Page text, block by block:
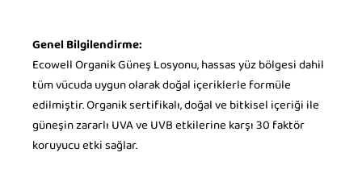
Genel Bilgilendirme:
Ecowell Organik Güneş Losyonu, hassas yüz bölgesi dahil
tüm vücuda uygun olarak doğal içeriklerle formüle
edilmiştir. Organik sertifikalı, doğal ve bitkisel içeriği ile
güneşin zararlı UVA ve UVB etkilerine karşı 30 faktör
koruyucu etki sağlar.